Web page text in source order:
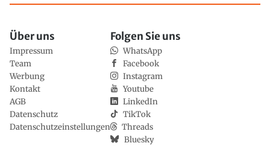
Über uns
Impressum
Team
Werbung
Kontakt
AGB
Datenschutz
Datenschutzeinstellungen
Folgen Sie uns
WhatsApp
Facebook
Instagram
Youtube
LinkedIn
TikTok
Threads
Bluesky